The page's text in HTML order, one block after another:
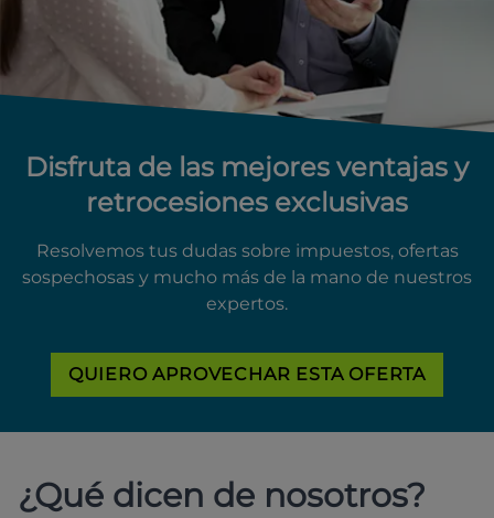
Disfruta de las mejores ventajas y
retrocesiones exclusivas
Resolvemos tus dudas sobre impuestos, ofertas
sospechosas y mucho más de la mano de nuestros
expertos.
QUIERO APROVECHAR ESTA OFERTA
¿Qué dicen de nosotros?